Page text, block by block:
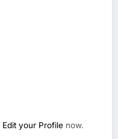
Edit your Profile now.